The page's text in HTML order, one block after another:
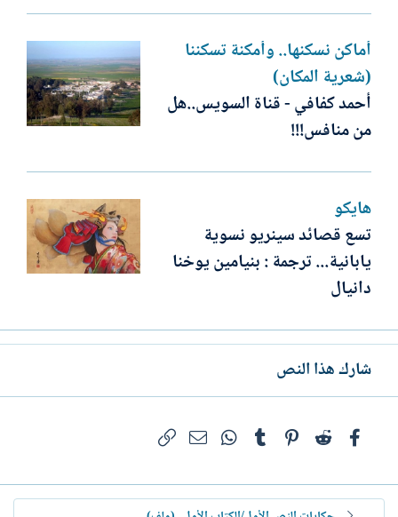
أماكن نسكنها.. وأمكنة تسكننا
(شعرية المكان)
أحمد كفافي - قناة السويس..هل
من منافس!!!
هايكو
تسع قصائد سينريو نسوية
يابانية... ترجمة : بنيامين يوخنا
دانيال
شارك هذا النص
فيسبوكReddit
Pinterest
Tumblr
WhatsAppالبريد الإلكتروني